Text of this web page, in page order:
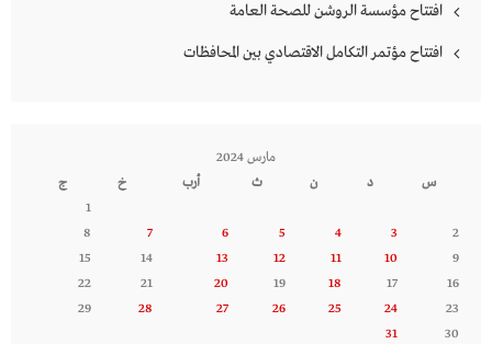
افتتاح مؤسسة الروشن للصحة العامة
افتتاح مؤتمر التكامل الاقتصادي بين المحافظات
مارس 2024
س
د ن ث أرب خ
ج
1
2
3
4
5
6
7
8
9
10
11
12
13
14
15
16
17
18
19
20
21
22
23
24
25
26
27
28
29
30
31